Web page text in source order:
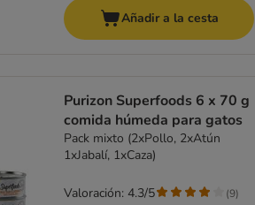
Añadir a la cesta
Purizon Superfoods 6 x 70 g
comida húmeda para gatos
Pack mixto (2xPollo, 2xAtún
1xJabalí, 1xCaza)
Valoración: 4.3/5 (9)